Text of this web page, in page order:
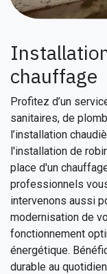
chauffage
Profitez d’un
sanitaires, de
l’installation
l'installation de
place d'un
professionnels
intervenons aussi
modernisation de
fonctionnement
énergétique.
durable au